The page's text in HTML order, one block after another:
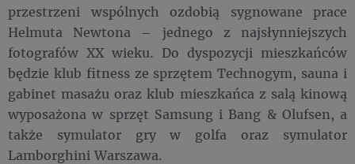
przestrzeni wspólnych ozdobią sygnowane prace
Helmuta Newtona – jednego z najsłynniejszych
fotografów XX wieku. Do dyspozycji mieszkańców
będzie klub fitness ze sprzętem Technogym, sauna i
gabinet masażu oraz klub mieszkańca z salą kinową
wyposażona w sprzęt Samsung i Bang & Olufsen, a
także symulator gry w golfa oraz symulator
Lamborghini Warszawa.